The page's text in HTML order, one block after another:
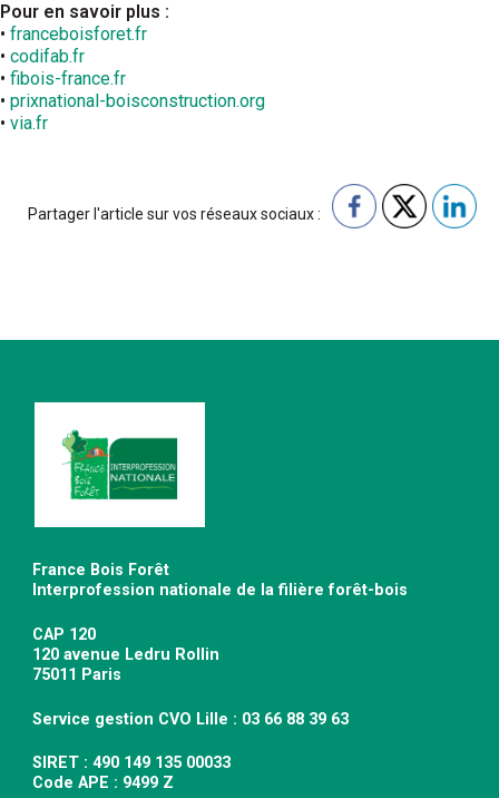
Pour en savoir plus :
• franceboisforet.fr
• codifab.fr
• fibois-france.fr
• prixnational-boisconstruction.org
• via.fr
Partager l'article sur vos réseaux sociaux :
France Bois Forêt
Interprofession nationale de la filière forêt-bois
CAP 120
120 avenue Ledru Rollin
75011 Paris
Service gestion CVO Lille : 03 66 88 39 63
SIRET : 490 149 135 00033
Code APE : 9499 Z